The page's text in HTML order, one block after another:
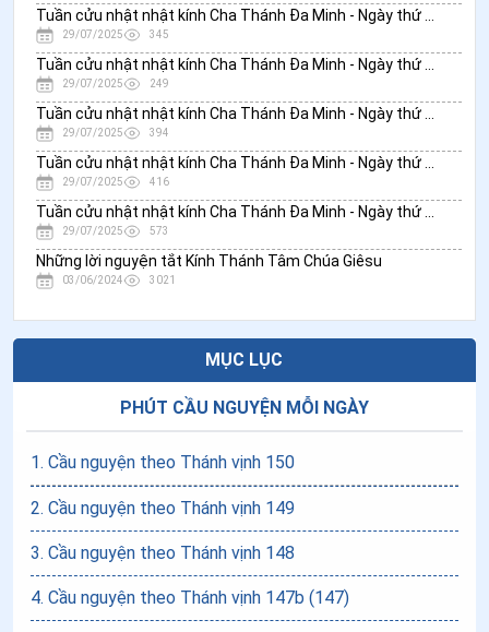
29/07/2025 345
29/07/2025 249
29/07/2025 394
29/07/2025 416
29/07/2025 573
Những lời nguyện tắt Kính Thánh Tâm Chúa Giêsu
03/06/2024 3021
MỤC LỤC
PHÚT CẦU NGUYỆN MỖI NGÀY
1. Cầu nguyện theo Thánh vịnh 150
2. Cầu nguyện theo Thánh vịnh 149
3. Cầu nguyện theo Thánh vịnh 148
4. Cầu nguyện theo Thánh vịnh 147b (147)